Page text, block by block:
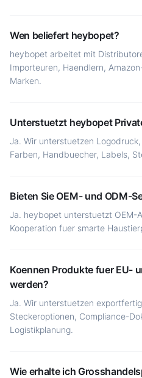
Wen beliefert heybopet?
heybopet arbeitet mit
Importeuren, Haendlern,
Marken.
Unterstuetzt heybopet
Ja. Wir unterstuetzen
Farben, Handbuecher, Labels,
Bieten Sie OEM- und ODM-
Ja. heybopet unterstuetzt OEM-
Kooperation fuer smarte
Koennen Produkte fuer EU-
werden?
Ja. Wir unterstuetzen
Steckeroptionen, Compliance-
Logistikplanung.
Wie erhalte ich